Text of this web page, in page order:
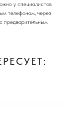
у специалистов
телефонам, через
предварительным